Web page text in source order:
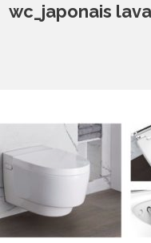
wc_japonais